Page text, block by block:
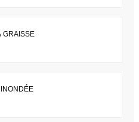
GRAISSE